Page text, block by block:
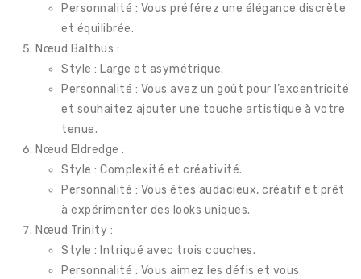
Personnalité : Vous préférez une élégance discrète
et équilibrée.
Nœud Balthus :
Style : Large et asymétrique.
Personnalité : Vous avez un goût pour l’excentricité
et souhaitez ajouter une touche artistique à votre
tenue.
Nœud Eldredge :
Style : Complexité et créativité.
Personnalité : Vous êtes audacieux, créatif et prêt
à expérimenter des looks uniques.
Nœud Trinity :
Style : Intriqué avec trois couches.
Personnalité : Vous aimez les défis et vous